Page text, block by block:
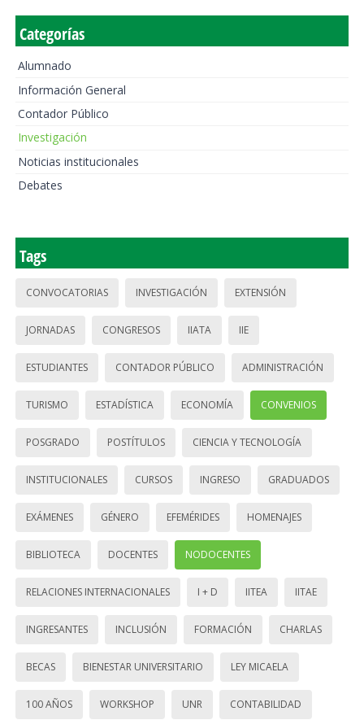
Categorías
Alumnado
Información General
Contador Público
Investigación
Noticias institucionales
Debates
Tags
CONVOCATORIAS INVESTIGACIÓN EXTENSIÓN
JORNADAS CONGRESOS IIATA IIE
ESTUDIANTES CONTADOR PÚBLICO ADMINISTRACIÓN
TURISMO ESTADÍSTICA ECONOMÍA CONVENIOS
POSGRADO POSTÍTULOS CIENCIA Y TECNOLOGÍA
INSTITUCIONALES CURSOS INGRESO GRADUADOS
EXÁMENES GÉNERO EFEMÉRIDES HOMENAJES
BIBLIOTECA DOCENTES NODOCENTES
RELACIONES INTERNACIONALES I + D IITEA IITAE
INGRESANTES INCLUSIÓN FORMACIÓN CHARLAS
BECAS BIENESTAR UNIVERSITARIO LEY MICAELA
100 AÑOS WORKSHOP UNR CONTABILIDAD